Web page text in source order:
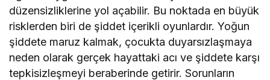
düzensizliklerine yol açabilir. Bu noktada en büyük
risklerden biri de şiddet içerikli oyunlardır. Yoğun
şiddete maruz kalmak, çocukta duyarsızlaşmaya
neden olarak gerçek hayattaki acı ve şiddete karşı
tepkisizleşmeyi beraberinde getirir. Sorunların